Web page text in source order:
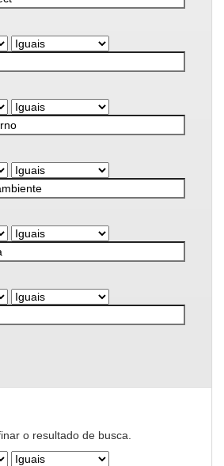
o resultado de busca.